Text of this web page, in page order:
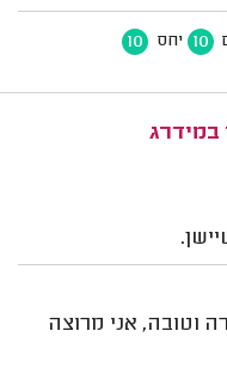
10 יחס 10
במידרג
וטובה, אני מרוצה